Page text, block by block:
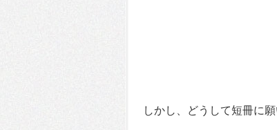
しかし、どうして短冊に